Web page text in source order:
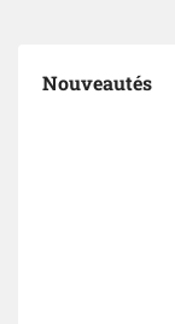
Nouveautés